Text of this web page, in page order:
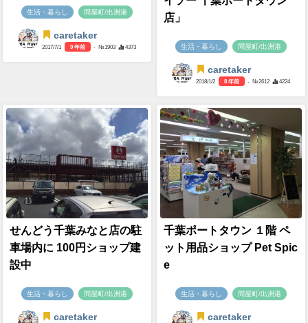
生活・暮らし 問屋町/出洲港
caretaker
2017/7/1 9 年前 - №1903 4373
店」
生活・暮らし 問屋町/出洲港
caretaker
2018/1/2 8 年前 - №2612 4224
せんどう千葉みなと店の駐
車場内に 100円ショップ建
設中
生活・暮らし 問屋町/出洲港
caretaker
千葉ポートタウン １階 ペ
ット用品ショップ Pet Spic
e
生活・暮らし 問屋町/出洲港
caretaker